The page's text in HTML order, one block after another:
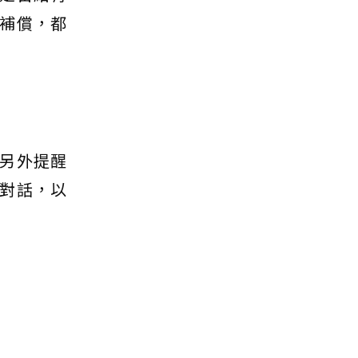
償，都
外提醒
話，以